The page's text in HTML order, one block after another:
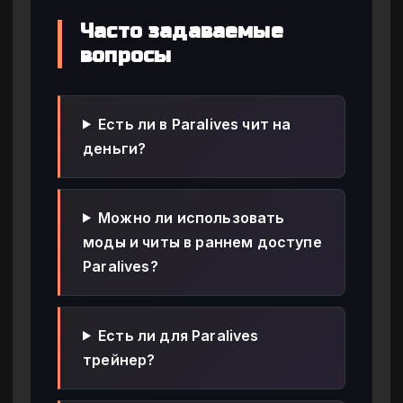
Часто задаваемые
вопросы
Есть ли в Paralives чит на
деньги?
Можно ли использовать
моды и читы в раннем доступе
Paralives?
Есть ли для Paralives
трейнер?